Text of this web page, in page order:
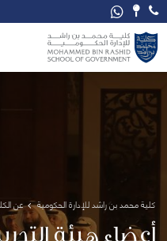
كلية محمد بن راشد للإدارة الحكومية عن
أعضاء هيئة